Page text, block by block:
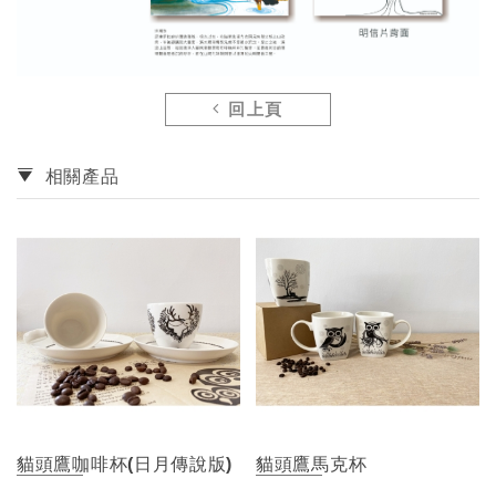
回上頁
相關產品
貓頭鷹咖啡杯(日月傳說版) 貓頭鷹馬克杯